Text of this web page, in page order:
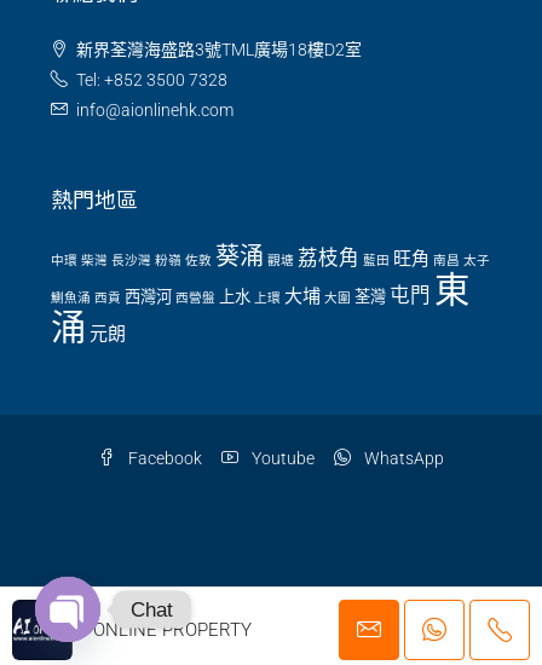
AI ONLINE PROPERTY
新界荃灣海盛路3號TML廣場18樓D2室
Tel: +852 3500 7328
info@aionlinehk.com
熱門地區
中環 柴灣 長沙灣 粉嶺 佐敦 葵涌 觀塘 荔枝角 藍田 旺角 南昌 太子
鰂魚涌 西貢 西灣河 西營盤 上水 上環 大埔 大圍 荃灣 屯門 東
涌 元朗
Facebook Youtube WhatsApp
© 2026 AI ONLINE PROPERTY AGENCY LTD. | EAA Licence Number: C-
079919
Chat
Open